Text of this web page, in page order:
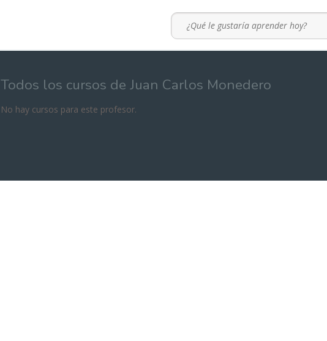
Todos los cursos de Juan Carlos Monedero
No hay cursos para este profesor.